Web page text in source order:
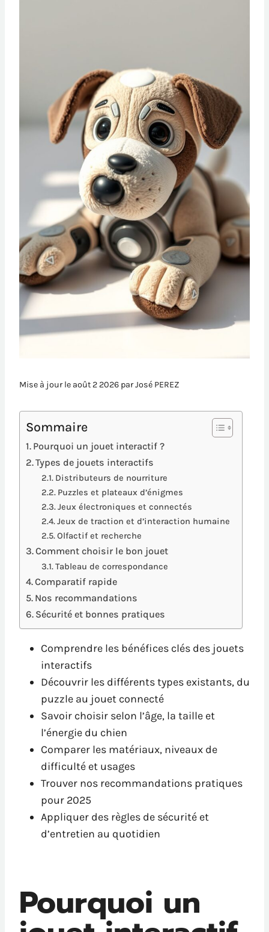
Mise à jour le août 2 2026 parJosé PEREZ
Sommaire
Pourquoi un jouet interactif ?
Types de jouets interactifs
Distributeurs de nourriture
Puzzles et plateaux d’énigmes
Jeux électroniques et connectés
Jeux de traction et d’interaction humaine
Olfactif et recherche
Comment choisir le bon jouet
Tableau de correspondance
Comparatif rapide
Nos recommandations
Sécurité et bonnes pratiques
Comprendre les bénéfices clés des jouets
interactifs
Découvrir les différents types existants, du
puzzle au jouet connecté
Savoir choisir selon l’âge, la taille et
l’énergie du chien
Comparer les matériaux, niveaux de
difficulté et usages
Trouver nos recommandations pratiques
pour 2025
Appliquer des règles de sécurité et
d’entretien au quotidien
Pourquoi un